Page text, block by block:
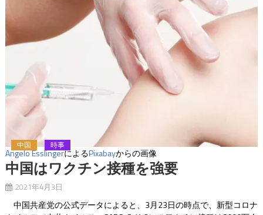
Angelo EsslingerによるPixabayからの画像
中国 時事
中国はワクチン接種を強要
2021年4月3日
中国共産党の公式データによると、3月23日の時点で、新型コロナ